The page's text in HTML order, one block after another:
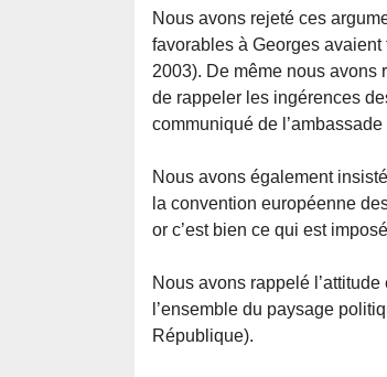
Nous avons rejeté ces
favorables à Georges
2003). De même nous avons
de rappeler les ingérences
communiqué de
Nous avons également
la convention européenne
or c’est bien ce qui est
Nous avons rappelé
l’ensemble du paysage
République).